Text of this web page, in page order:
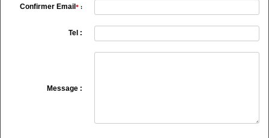
Confirmer Email *:
Tel :
Message :